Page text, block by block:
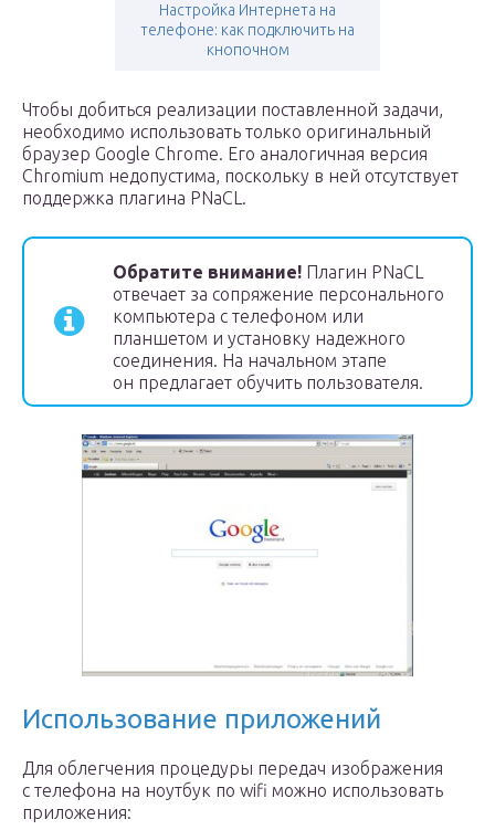
Настройка Интернета на
телефоне: как подключить на
кнопочном
Чтобы добиться реализации поставленной задачи,
необходимо использовать только оригинальный
браузер Google Chrome. Его аналогичная версия
Chromium недопустима, поскольку в ней отсутствует
поддержка плагина PNaCL.
Обратите внимание! Плагин PNaCL
отвечает за сопряжение персонального
компьютера с телефоном или
планшетом и установку надежного
соединения. На начальном этапе
он предлагает обучить пользователя.
Использование приложений
Для облегчения процедуры передач изображения
с телефона на ноутбук по wifi можно использовать
приложения: